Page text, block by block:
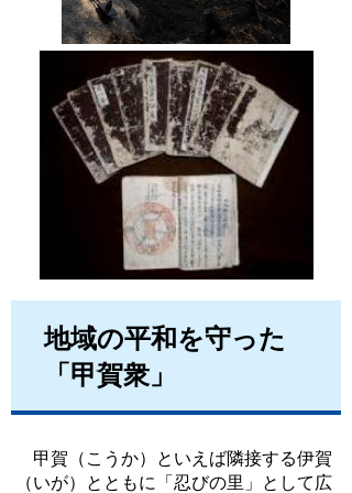
地域の平和を守った
「甲賀衆」
甲賀（こうか）といえば隣接する伊賀
（いが）とともに「忍びの里」として広